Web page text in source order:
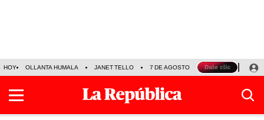
HOY OLLANTA HUMALA JANET TELLO 7 DE AGOSTO TINKA RESULTADOS